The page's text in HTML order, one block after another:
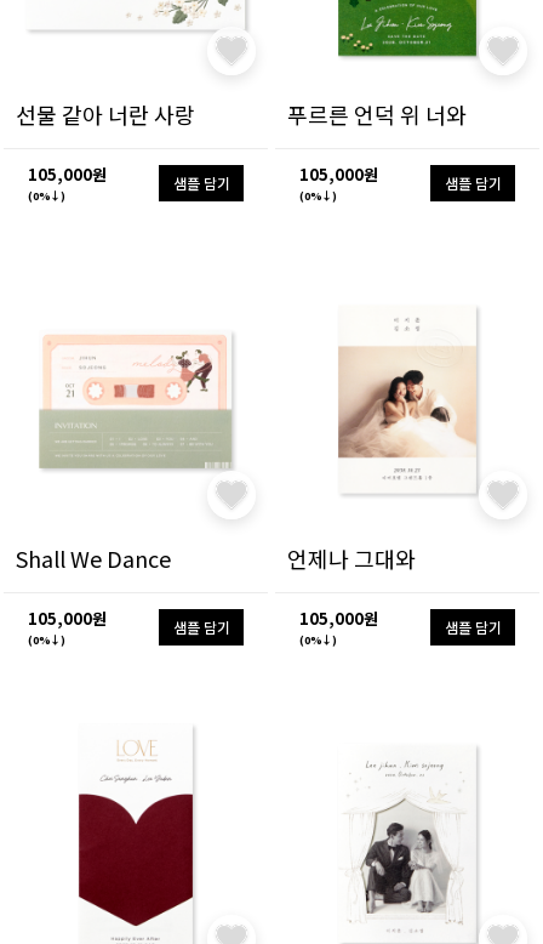
선물 같아 너란 사랑
105,000원
(0%↓)
샘플 담기
푸르른 언덕 위 너와
105,000원
(0%↓)
샘플 담기
Shall We Dance
105,000원
(0%↓)
샘플 담기
언제나 그대와
105,000원
(0%↓)
샘플 담기